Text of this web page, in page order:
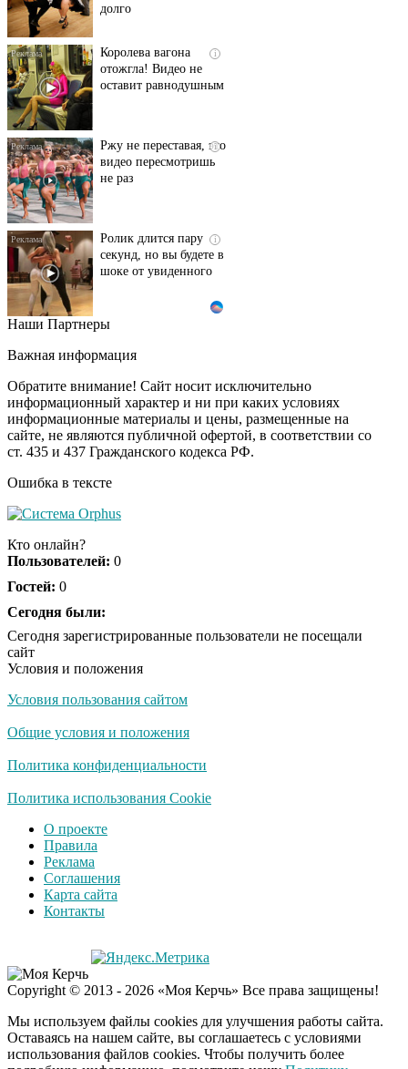
долго
i
Королева вагона
отожгла! Видео не
оставит равнодушным
i
Ржу не переставая, это
видео пересмотришь
не раз
i
Ролик длится пару
секунд, но вы будете в
шоке от увиденного
Этот танец невесты
Пересмотрела 10 раз
i
Ролик из Омска: вы
будете смеяться долго
Обнаружена тайная
жена и дочь
Наши Партнеры
Важная информация
Обратите внимание! Сайт носит исключительно
информационный характер и ни при каких условиях
информационные материалы и цены, размещенные на
сайте, не являются публичной офертой, в соответствии со
ст. 435 и 437 Гражданского кодекса РФ.
Ошибка в тексте
Кто онлайн?
Пользователей: 0
Гостей: 0
Сегодня были:
Сегодня зарегистрированные пользователи не посещали
сайт
Условия и положения
Условия пользования сайтом
Общие условия и положения
Политика конфиденциальности
Политика использования Cookie
О проекте
Правила
Реклама
Соглашения
Карта сайта
Контакты
Copyright © 2013 - 2026 «Моя Керчь» Все права защищены!
Мы используем файлы cookies для улучшения работы сайта.
Оставаясь на нашем сайте, вы соглашаетесь с условиями
использования файлов cookies. Чтобы получить более